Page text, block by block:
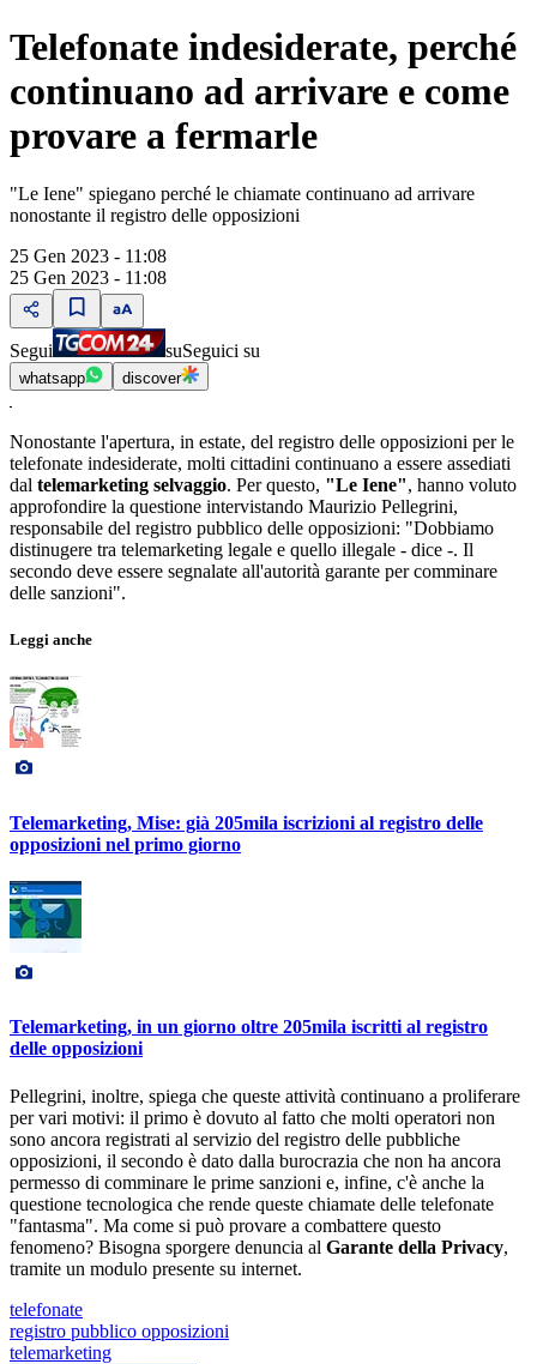
Telefonate indesiderate, perché
continuano ad arrivare e come
provare a fermarle
"Le Iene" spiegano perché le chiamate continuano ad arrivare
nonostante il registro delle opposizioni
25 Gen 2023 - 11:08
25 Gen 2023 - 11:08
Segui suSeguici su
whatsapp discover
Nonostante l'apertura, in estate, del registro delle opposizioni per le
telefonate indesiderate, molti cittadini continuano a essere assediati
dal telemarketing selvaggio. Per questo, "Le Iene", hanno voluto
approfondire la questione intervistando Maurizio Pellegrini,
responsabile del registro pubblico delle opposizioni: "Dobbiamo
distinugere tra telemarketing legale e quello illegale - dice -. Il
secondo deve essere segnalate all'autorità garante per comminare
delle sanzioni".
Leggi anche
Telemarketing, Mise: già 205mila iscrizioni al registro delle
opposizioni nel primo giorno
Telemarketing, in un giorno oltre 205mila iscritti al registro
delle opposizioni
Pellegrini, inoltre, spiega che queste attività continuano a proliferare
per vari motivi: il primo è dovuto al fatto che molti operatori non
sono ancora registrati al servizio del registro delle pubbliche
opposizioni, il secondo è dato dalla burocrazia che non ha ancora
permesso di comminare le prime sanzioni e, infine, c'è anche la
questione tecnologica che rende queste chiamate delle telefonate
"fantasma". Ma come si può provare a combattere questo
fenomeno? Bisogna sporgere denuncia al Garante della Privacy,
tramite un modulo presente su internet.
telefonate
registro pubblico opposizioni
telemarketing